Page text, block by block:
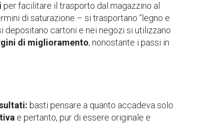
per facilitare il trasporto dal magazzino al
di saturazione – si trasportano “legno e
depositano cartoni e nei negozi si utilizzano
di miglioramento, nonostante i passi in
basti pensare a quanto accadeva solo
e pertanto, pur di essere originale e